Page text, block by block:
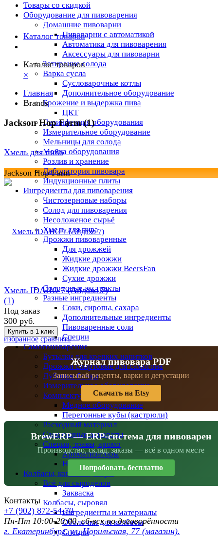
Товары со скидкой
Оборудование для пивоварения
Домашние пивоварни
Пивоварни с автоматикой
Автоматика для пивоварения
Аксессуары для пивоварни
Затирание солода
Варка сусла
Cусловарочные котлы
Дополнительное оборудование
Брожение и выдержка пива
ЦКТ
Дезинфекция оборудования
Измерительное оборудование
Мельницы для солода
Мойка оборудования
Розлив и хранение
Лаборатория пивовара
Индукционные плиты
Ингредиенты для пивоварения
Чистозерновые наборы
Солод для пивоварения
Несоложеное сырьё
Хмель для пива
Дрожжи пивоваренные
Для дрожжей
Жидкие дрожжи
Жидкие дрожжи BeersFan
Сухие дрожжи
Солодовые экстракты
Разные ингредиенты
Соки, сиропы, сахара
Дополнительные ингредиенты
Пивоваренные соли
Специи
Самогоноварение
Бутылки для крепких напитков
Дрожжи спиртовые для самогона
Дубовые бочки
Измерительное оборудование
Комплектующие
Медное оборудование
Перегонные кубы (кастрюли)
Расходный материал
Самогонные аппараты
Специи, травы, аромо
Ароматизаторы
Набор трав и специй
Колбасы, копчение, сыры
Всё для сыроделов
Закваска
Колбасы, сыровял
Ингредиенты и материалы
Оболочки для колбасы
Специи
Каталог товаров
Каталог товаров
×
Главная
Brands
Jackson Hop Farm (1)
Хмель для пива
Jackson Hop Farm
избранное сравнить
Хмель IDAHO 7 (Айдахо 7)
(1)
Под заказ
300 руб.
Журнал пивовара PDF
Записывай рецепты, варки и дегустации
Скачать на Etsy
BrewERP — ERP-система для пивоварен
Производство, склад, заказы — всё в одном месте
Попробовать бесплатно
Контакты
+7 (902) 872-54-70
Пн-Пт 10:00-20:00, сб-вск по договорённости
г. Екатеринбург, ул. Норильская, 77 (магазин).